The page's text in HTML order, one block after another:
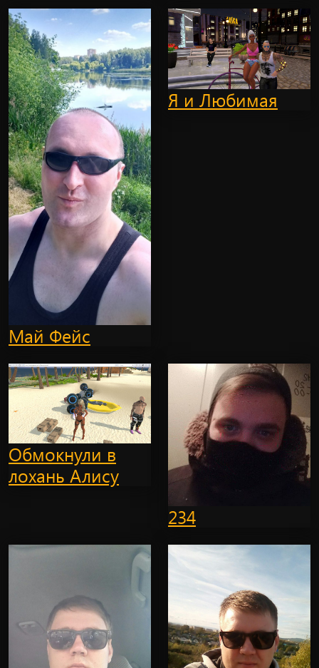
Май Фейс
Я и Любимая
Обмокнули в
лохань Алису
234